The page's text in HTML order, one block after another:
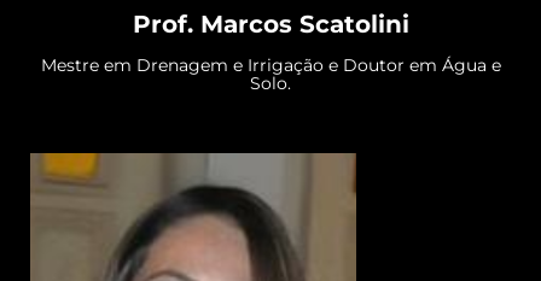
Prof. Marcos Scatolini
Mestre em Drenagem e Irrigação e Doutor em Água e
Solo.